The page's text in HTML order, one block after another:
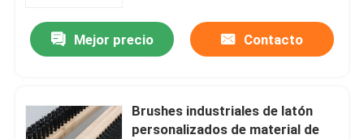
Mejor precio Contacto
Brushes industriales de latón
personalizados de material de